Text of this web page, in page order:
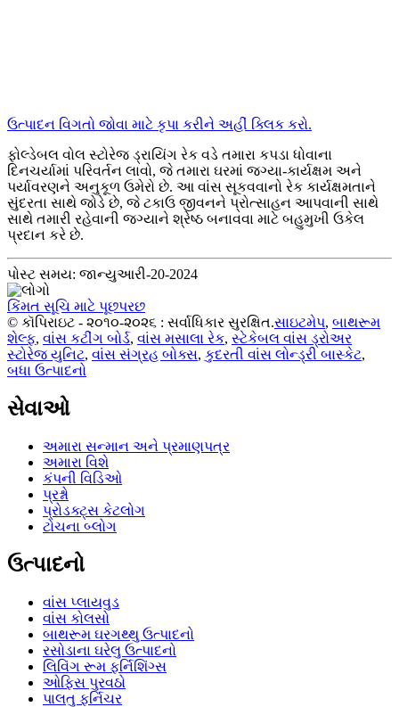
ઉત્પાદન વિગતો જોવા માટે કૃપા કરીને અહીં ક્લિક કરો.
ફોલ્ડેબલ વોલ સ્ટોરેજ ડ્રાયિંગ રેક વડે તમારા કપડા ધોવાના
દિનચર્યામાં પરિવર્તન લાવો, જે તમારા ઘરમાં જગ્યા-કાર્યક્ષમ અને
પર્યાવરણને અનુકૂળ ઉમેરો છે. આ વાંસ સૂકવવાનો રેક કાર્યક્ષમતાને
સુંદરતા સાથે જોડે છે, જે ટકાઉ જીવનને પ્રોત્સાહન આપવાની સાથે
સાથે તમારી રહેવાની જગ્યાને શ્રેષ્ઠ બનાવવા માટે બહુમુખી ઉકેલ
પ્રદાન કરે છે.
પોસ્ટ સમય: જાન્યુઆરી-20-2024
કિંમત સૂચિ માટે પૂછપરછ
© કૉપિરાઇટ - ૨૦૧૦-૨૦૨૬ : સર્વાધિકાર સુરક્ષિત.સાઇટમેપ, બાથરૂમ
શેલ્ફ, વાંસ કટીંગ બોર્ડ, વાંસ મસાલા રેક, સ્ટેકેબલ વાંસ ડ્રોઅર
સ્ટોરેજ યુનિટ, વાંસ સંગ્રહ બોક્સ, કુદરતી વાંસ લોન્ડ્રી બાસ્કેટ,
બધા ઉત્પાદનો
સેવાઓ
અમારા સન્માન અને પ્રમાણપત્ર
અમારા વિશે
કંપની વિડિઓ
પ્રશ્નો
પ્રોડક્ટ્સ કેટલોગ
ટોચના બ્લોગ
ઉત્પાદનો
વાંસ પ્લાયવુડ
વાંસ કોલસો
બાથરૂમ ઘરગથ્થુ ઉત્પાદનો
રસોડાના ઘરેલુ ઉત્પાદનો
લિવિંગ રૂમ ફર્નિશિંગ્સ
ઓફિસ પુરવઠો
પાલતુ ફર્નિચર